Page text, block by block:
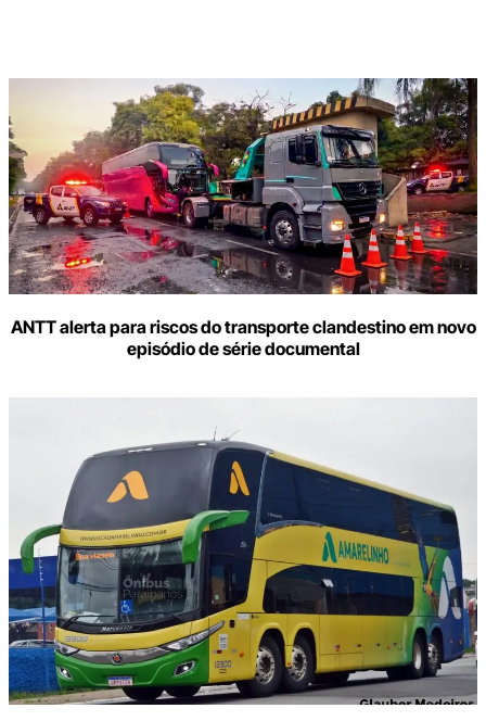
ANTT alerta para riscos do transporte clandestino em novo
episódio de série documental
o
seu
e-
mail